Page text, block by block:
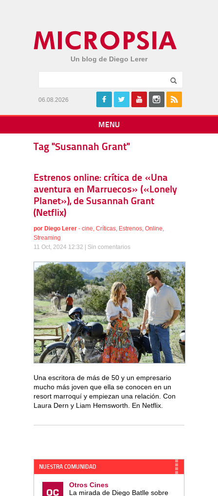
Un blog de Diego Lerer
06.08.2026
MENU
Tag "Susannah Grant"
Estrenos online: crítica de «Una
aventura en Marruecos» («Lonely
Planet»), de Susannah Grant
(Netflix)
por Diego Lerer - cine, Críticas, Estrenos, Online,
Streaming
11 Oct, 2024 12:32 | Sin comentarios
Una escritora de más de 50 y un empresario
mucho más joven que ella se conocen en un
resort marroquí y empiezan una relación. Con
Laura Dern y Liam Hemsworth. En Netflix.
NUESTRA COMUNIDAD
Otros Cines
La mirada de Diego Batlle sobre